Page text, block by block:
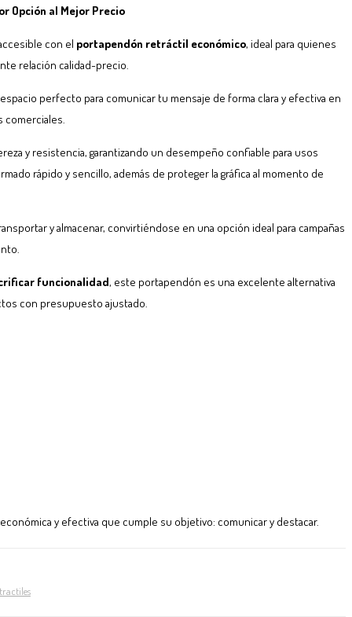
Opción al Mejor Precio
con el portapendón retráctil económico, ideal para quienes
relación calidad-precio.
perfecto para comunicar tu mensaje de forma clara y efectiva en
comerciales.
y resistencia, garantizando un desempeño confiable para usos
rápido y sencillo, además de proteger la gráfica al momento de
y almacenar, convirtiéndose en una opción ideal para campañas
funcionalidad, este portapendón es una excelente alternativa
con presupuesto ajustado.
y efectiva que cumple su objetivo: comunicar y destacar.